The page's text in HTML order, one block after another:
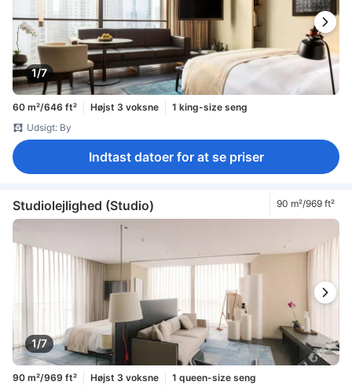
1/7
60 m²/646 ft² Højst 3 voksne
1 king-size seng
Udsigt: By
Indtast datoer for at se priser
Studiolejlighed (Studio) 90 m²/969 ft²
1/7
90 m²/969 ft² Højst 3 voksne 1 queen-size seng